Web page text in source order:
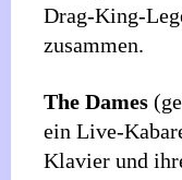
Drag-King-
zusammen.
The Dames
ein Live-
Klavier und